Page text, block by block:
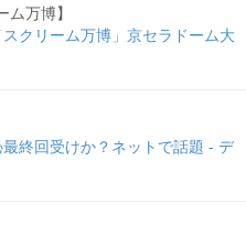
万博】
クリーム万博」京セラドーム大
終回受けか？ネットで話題 - デ